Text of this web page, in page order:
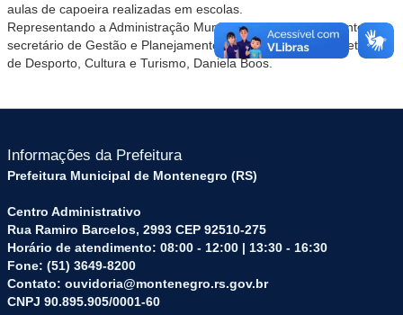
aulas de capoeira realizadas em escolas.
Representando a Administração Municipal, estiveram presentes o
secretário de Gestão e Planejamento, Rafael Cruz, e a secretária
de Desporto, Cultura e Turismo, Daniela Boos.
Informações da Prefeitura
Prefeitura Municipal de Montenegro (RS)
Centro Administrativo
Rua Ramiro Barcelos, 2993 CEP 92510-275
Horário de atendimento: 08:00 - 12:00 | 13:30 - 16:30
Fone: (51) 3649-8200
Contato: ouvidoria@montenegro.rs.gov.br
CNPJ 90.895.905/0001-60